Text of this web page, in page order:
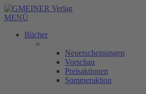
MENÜ
Bücher
Neuerscheinungen
Vorschau
Preisaktionen
Sommeraktion